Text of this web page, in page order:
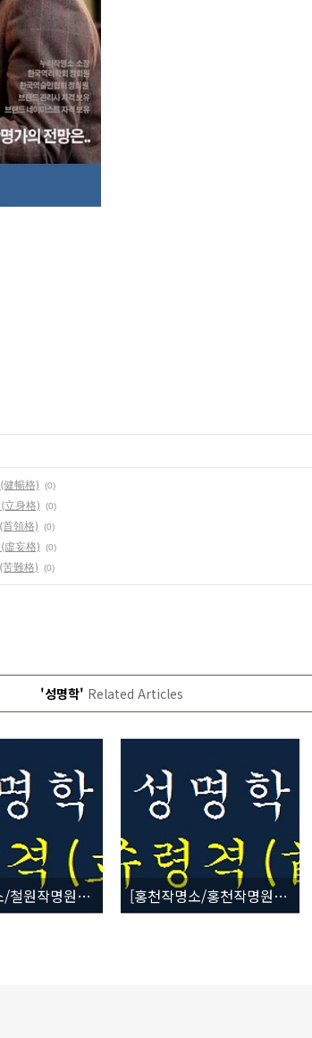
健暢格) (0)
立身格) (0)
領格) (0)
虛妄格) (0)
難格) (0)
'성명학' Related Articles
[철원작명소/철원작명원] 성명학 24획수 (吉) 입신격(立身格) [홍천작명소/홍천작명원] 성명학 21획수 (吉) 수령격(首領格)